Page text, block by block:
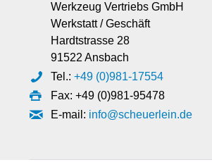
Werkzeug Vertriebs GmbH
Werkstatt / Geschäft
Hardtstrasse 28
91522 Ansbach
Tel.: +49 (0)981-17554
Fax: +49 (0)981-95478
E-mail: info@scheuerlein.de